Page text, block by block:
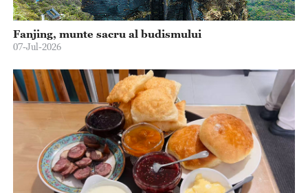
Fanjing, munte sacru al budismului
07-Jul-2026